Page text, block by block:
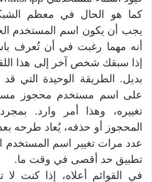
كما هو الحال في معظم
يجب أن يكون اسم المستخدم
إذا سبقك شخص آخر إلى هذا
بديل. الطريقة الوحيدة التي
على اسم مستخدم محجوز
تغييره، وهذا أمر وارد.
عدد مرات تغيير اسم المستخدم
تطبيق حد أقصى في وقت ما.
في القوائم أعلاه، إذا كنت